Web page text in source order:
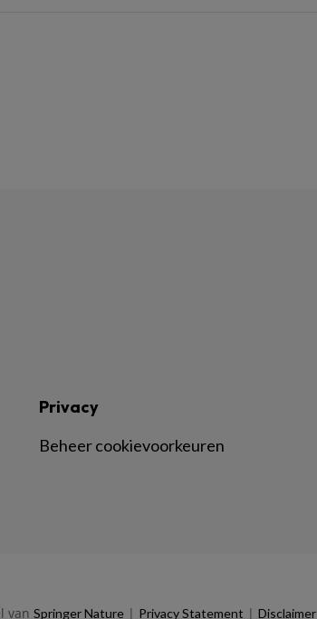
Privacy
Beheer cookievoorkeuren
van Springer Nature | Privacy Statement | Disclaimer